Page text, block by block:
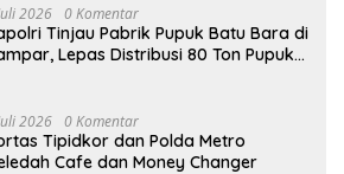
2026 0 Komentar
Tinjau Pabrik Pupuk Batu Bara di
Lepas Distribusi 80 Ton Pupuk
2026 0 Komentar
Tipidkor dan Polda Metro
Cafe dan Money Changer